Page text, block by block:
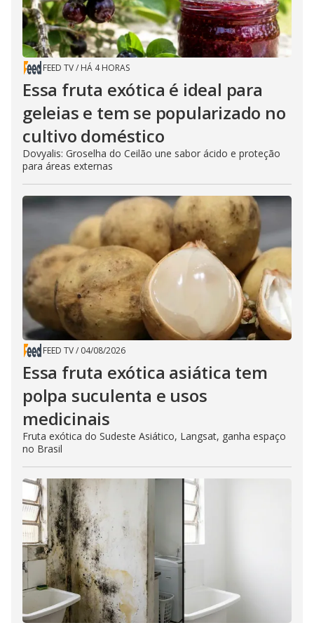
FEED TV/ HÁ 4 HORAS
Essa fruta exótica é ideal para
geleias e tem se popularizado no
cultivo doméstico
Dovyalis: Groselha do Ceilão une sabor ácido e proteção
para áreas externas
FEED TV/ 04/08/2026
Essa fruta exótica asiática tem
polpa suculenta e usos
medicinais
Fruta exótica do Sudeste Asiático, Langsat, ganha espaço
no Brasil